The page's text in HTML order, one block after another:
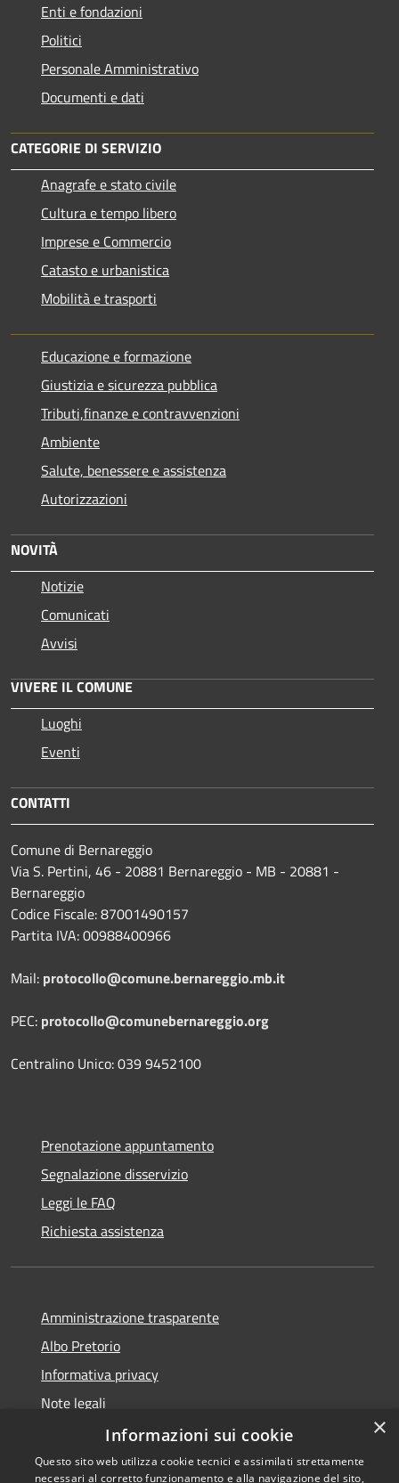
Enti e fondazioni
Politici
Personale Amministrativo
Documenti e dati
CATEGORIE DI SERVIZIO
Anagrafe e stato civile
Cultura e tempo libero
Imprese e Commercio
Catasto e urbanistica
Mobilità e trasporti
Educazione e formazione
Giustizia e sicurezza pubblica
Tributi,finanze e contravvenzioni
Ambiente
Salute, benessere e assistenza
Autorizzazioni
NOVITÀ
Notizie
Comunicati
Avvisi
VIVERE IL COMUNE
Luoghi
Eventi
CONTATTI
Comune di Bernareggio
Via S. Pertini, 46 - 20881 Bernareggio - MB - 20881 -
Bernareggio
Codice Fiscale: 87001490157
Partita IVA: 00988400966
Mail: protocollo@comune.bernareggio.mb.it
PEC: protocollo@comunebernareggio.org
Centralino Unico: 039 9452100
Prenotazione appuntamento
Segnalazione disservizio
Leggi le FAQ
Richiesta assistenza
Amministrazione trasparente
Albo Pretorio
Informativa privacy
Note legali
Dichiarazione di accessibilità
×
Informazioni sui cookie
Questo sito web utilizza cookie tecnici e assimilati strettamente
necessari al corretto funzionamento e alla navigazione del sito,